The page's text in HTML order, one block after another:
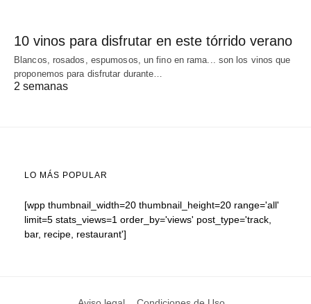
10 vinos para disfrutar en este tórrido verano
Blancos, rosados, espumosos, un fino en rama... son los vinos que
proponemos para disfrutar durante…
2 semanas
LO MÁS POPULAR
[wpp thumbnail_width=20 thumbnail_height=20 range='all'
limit=5 stats_views=1 order_by='views' post_type='track,
bar, recipe, restaurant']